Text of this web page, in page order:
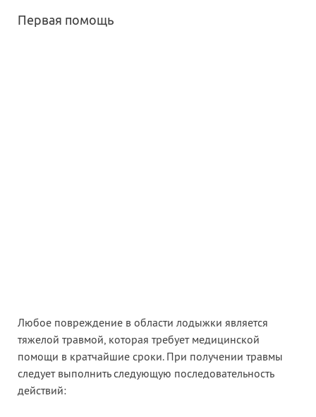
Первая помощь
Любое повреждение в области лодыжки является
тяжелой травмой, которая требует медицинской
помощи в кратчайшие сроки. При получении травмы
следует выполнить следующую последовательность
действий: